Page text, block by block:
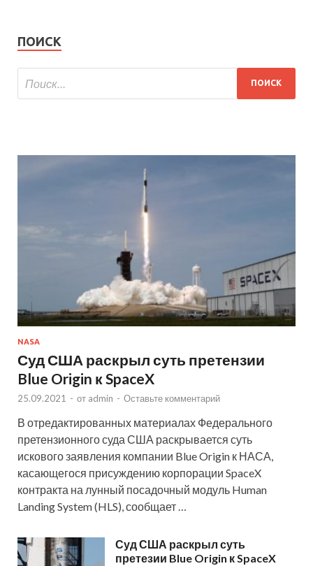
ПОИСК
NASA
Суд США раскрыл суть претензии
Blue Origin к SpaceX
25.09.2021 - от admin - Оставьте комментарий
В отредактированных материалах Федерального
претензионного суда США раскрывается суть
искового заявления компании Blue Origin к НАСА,
касающегося присуждению корпорации SpaceX
контракта на лунный посадочный модуль Human
Landing System (HLS), сообщает …
Суд США раскрыл суть
претезии Blue Origin к SpaceX